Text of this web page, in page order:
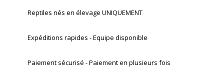
Reptiles nés en élevage UNIQUEMENT
Expéditions rapides - Equipe disponible
Paiement sécurisé - Paiement en plusieurs fois